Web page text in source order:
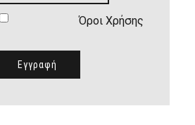
Όροι Χρήσης